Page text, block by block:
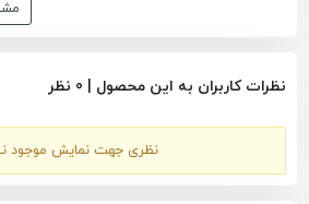
نظرات کاربران به این محصول | 0 نظر
نظری جهت نمایش موجود